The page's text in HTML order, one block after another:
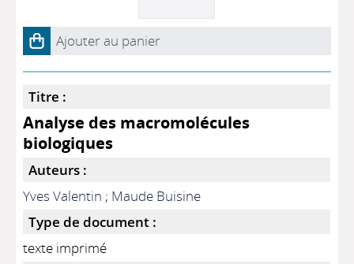
Ajouter au panier
Titre :
Analyse des macromolécules
biologiques
Auteurs :
Yves Valentin ; Maude Buisine
Type de document :
texte imprimé